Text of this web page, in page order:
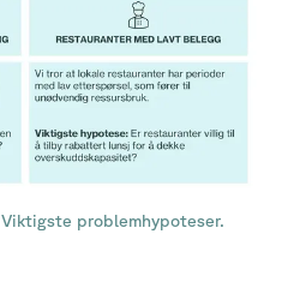
problemhypoteser.